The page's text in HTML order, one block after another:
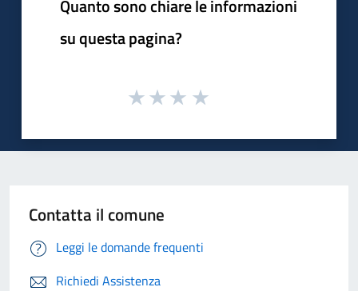
Quanto sono chiare le informazioni
su questa pagina?
Contatta il comune
Leggi le domande frequenti
Richiedi Assistenza